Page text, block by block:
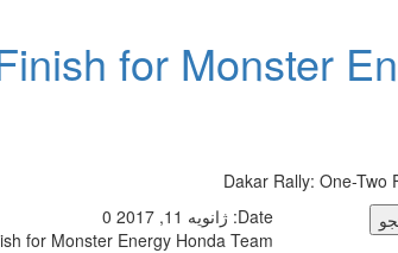
for Monster
Dakar Rally: One-Two
Date: ژانویه 11, 2017
0
for Monster Energy Honda Team